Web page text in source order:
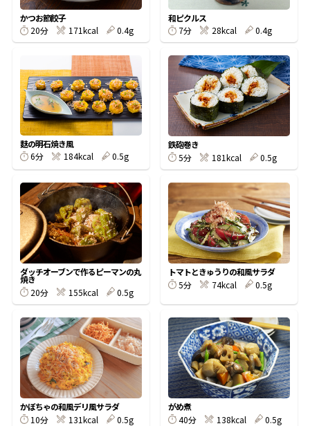
楽チン屋® ストレートつゆ
新鮮一番 『氷熟®』
『踊り節』
鰹節屋の
だしパック
割烹白だしレシピ特集
かつおだしが決め手！簡単茶碗蒸し
かつお節餃子
20分
171kcal 0.4g
和ピクルス
7分
28kcal 0.4g
麩の明石焼き風
6分
184kcal 0.5g
鉄砲巻き
5分
181kcal 0.5g
ダッチオーブンで作るピーマンの丸
焼き
20分
155kcal 0.5g
トマトときゅうりの和風サラダ
5分
74kcal 0.5g
かぼちゃの和風デリ風サラダ
10分
131kcal 0.5g
がめ煮
40分
138kcal 0.5g